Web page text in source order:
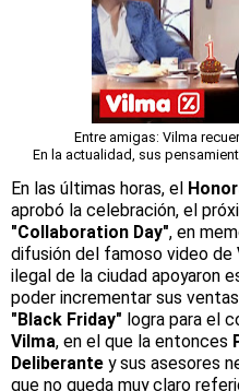
Entre amigas: Vilma
En la actualidad, sus
En las últimas horas, el
aprobó la celebración, el
"Collaboration Day", en
difusión del famoso video de
ilegal de la ciudad apoyaron
poder incrementar sus
"Black Friday" logra para el
Vilma, en el que la entonces
Deliberante y sus asesores
que no queda muy claro